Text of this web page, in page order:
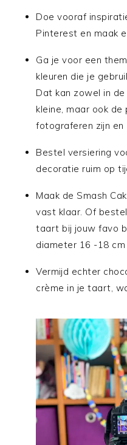
Doe vooraf
Pinterest en maak
Ga je voor een
kleuren die je
Dat kan zowel in
kleine, maar ook
fotograferen zijn en
Bestel versiering
decoratie ruim op
Maak de Smash
vast klaar. Of
taart bij jouw favo
diameter 16 -18
Vermijd echter
crème in je taart,